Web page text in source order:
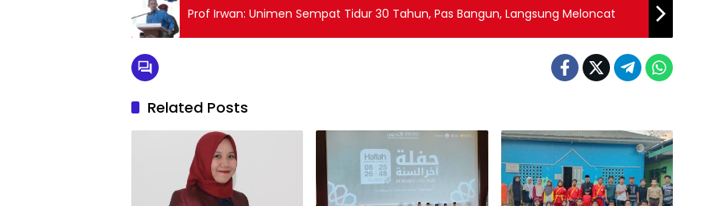
Prof Irwan: Unimen Sempat Tidur 30 Tahun, Pas Bangun, Langsung Meloncat
Related Posts